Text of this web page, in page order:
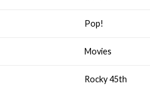
Pop!
Movies
Rocky 45th